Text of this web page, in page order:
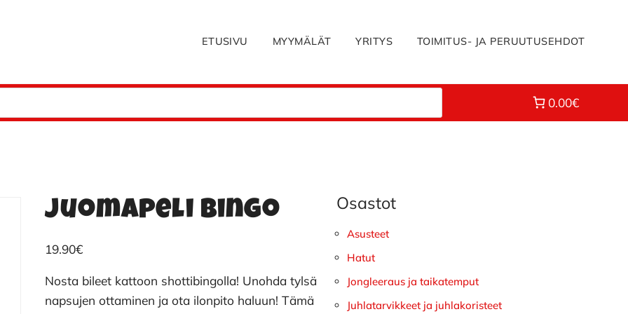
ETUSIVU MYYMÄLÄT YRITYS TOIMITUS- JA PERUUTUSEHDOT
0.00€
Juomapeli bingo
19.90€
Nosta bileet kattoon shottibingolla! Unohda tylsä
napsujen ottaminen ja ota ilonpito haluun! Tämä
Ensisijainen
sivupalkki
Osastot
Asusteet
Hatut
Jongleeraus ja taikatemput
Juhlatarvikkeet ja juhlakoristeet